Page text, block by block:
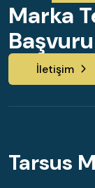
Marka
İletişim
Tarsus